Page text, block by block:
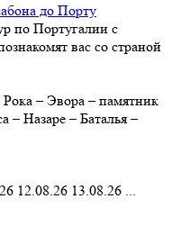
до Порту
по Португалии с
вас со страной
– Эвора – памятник
Назаре – Баталья –
12.08.26 13.08.26 ...